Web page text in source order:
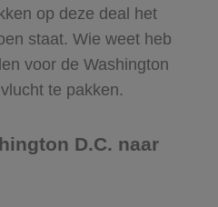
op deze deal het
staat. Wie weet heb
voor de Washington
te pakken.
D.C. naar